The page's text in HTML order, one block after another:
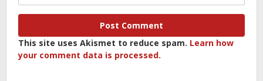
This site uses Akismet to reduce spam. Learn how
your comment data is processed.